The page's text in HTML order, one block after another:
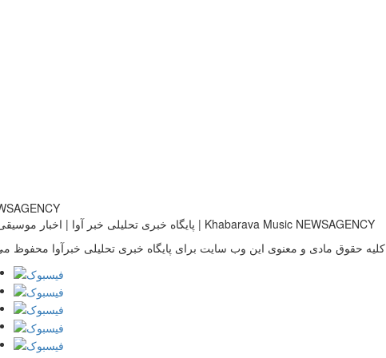
پایگاه خبری تحلیلی خبر آوا | اخبار موسیقی ایران | Khabarava Music NEWSAGENCY
کلیه حقوق مادی و معنوی این وب سایت برای پایگاه خبری تحلیلی خبرآوا محفوظ